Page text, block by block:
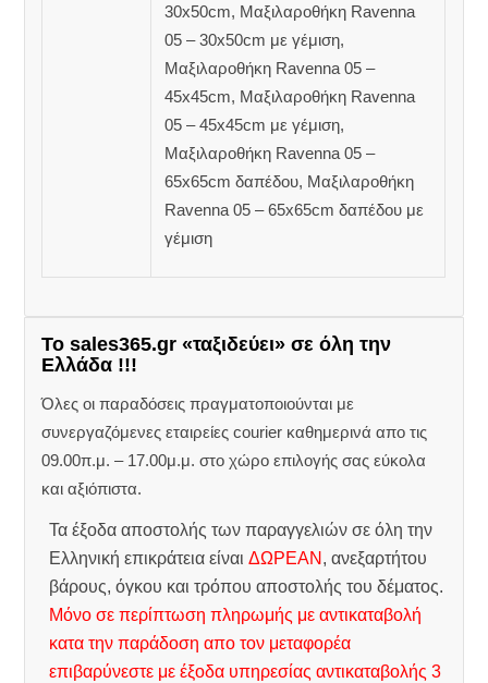
30x50cm, Μαξιλαροθήκη Ravenna
05 – 30x50cm με γέμιση,
Μαξιλαροθήκη Ravenna 05 –
45x45cm, Μαξιλαροθήκη Ravenna
05 – 45x45cm με γέμιση,
Μαξιλαροθήκη Ravenna 05 –
65x65cm δαπέδου, Μαξιλαροθήκη
Ravenna 05 – 65x65cm δαπέδου με
γέμιση
Το sales365.gr «ταξιδεύει» σε όλη την
Ελλάδα !!!
Όλες οι παραδόσεις πραγματοποιούνται με
συνεργαζόμενες εταιρείες courier καθημερινά απο τις
09.00π.μ. – 17.00μ.μ. στο χώρο επιλογής σας εύκολα
και αξιόπιστα.
Τα έξοδα αποστολής των παραγγελιών σε όλη την
Ελληνική επικράτεια είναιΔΩΡΕΑΝ , ανεξαρτήτου
βάρους, όγκου και τρόπου αποστολής του δέματος.
Μόνο σε περίπτωση πληρωμής με αντικαταβολή
κατα την παράδοση απο τον μεταφορέα
επιβαρύνεστε με έξοδα υπηρεσίας αντικαταβολής 3